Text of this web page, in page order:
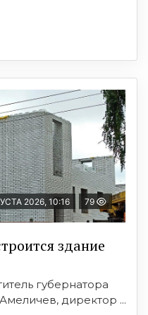
2026, 10:16 79
здание
губернатора
директор ...